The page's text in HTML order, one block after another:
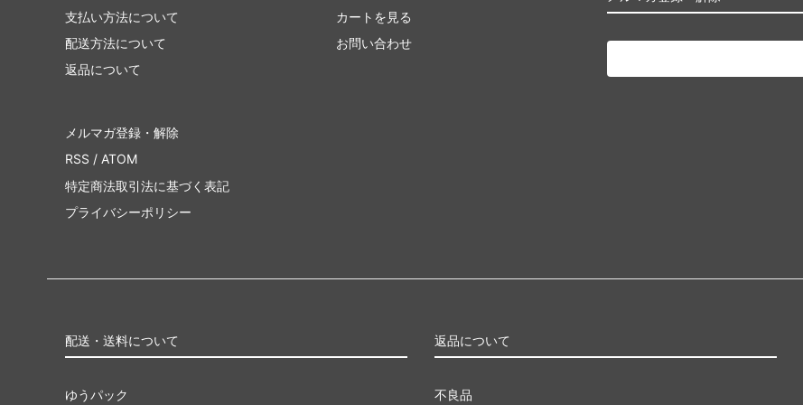
支払い方法について
配送方法について
返品について
カートを見る
お問い合わせ
メルマガ登録・解除
RSS / ATOM
特定商法取引法に基づく表記
プライバシーポリシー
配送・送料について
ゆうパック
返品について
不良品